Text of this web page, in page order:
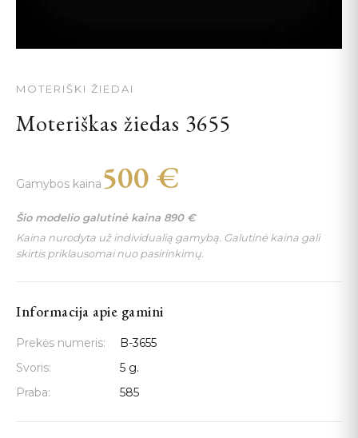
MOTERIŠKI ŽIEDAI
Moteriškas žiedas 3655
Gamybos kaina 500 €
Šio modelio galutinė kaina 890 €
Kaina nurodyta už individualią gamybą. Galutinė kaina gali
skirtis priklausomai nuo pasirinkimų.
Informacija apie gamini
Prekės numeris:
B-3655
Svoris:
5 g.
Praba:
585